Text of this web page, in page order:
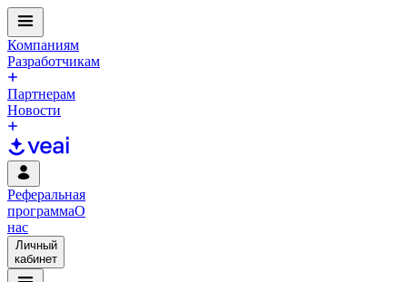
Компаниям
Разработчикам
Партнерам
Новости
Реферальная
программаО
нас
Личный
кабинет